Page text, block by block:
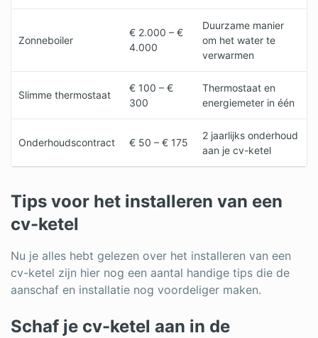
Zonneboiler
€ 2.000 – €
4.000
Duurzame manier
om het water te
verwarmen
Slimme thermostaat
€ 100 – €
300
Thermostaat en
energiemeter in één
Onderhoudscontract € 50 – € 175
2 jaarlijks onderhoud
aan je cv-ketel
Tips voor het installeren van een
cv-ketel
Nu je alles hebt gelezen over het installeren van een
cv-ketel zijn hier nog een aantal handige tips die de
aanschaf en installatie nog voordeliger maken.
Schaf je cv-ketel aan in de